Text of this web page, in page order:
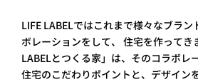
LIFE LABELではこれまで様々なブラ
ボレーションをして、 住宅を作ってき
LABELとつくる家」は、そのコラボレ
住宅のこだわりポイントと、デザイン